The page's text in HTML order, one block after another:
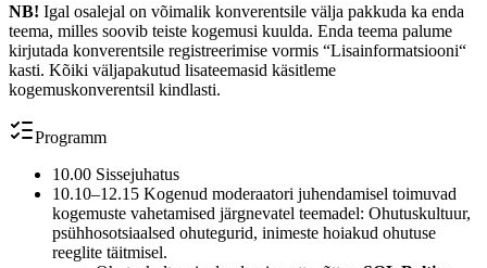
NB! Igal osalejal on võimalik konverentsile välja pakkuda ka enda
teema, milles soovib teiste kogemusi kuulda. Enda teema palume
kirjutada konverentsile registreerimise vormis “Lisainformatsiooni“
kasti. Kõiki väljapakutud lisateemasid käsitleme
kogemuskonverentsil kindlasti.
Programm
10.00 Sissejuhatus
10.10–12.15 Kogenud moderaatori juhendamisel toimuvad
kogemuste vahetamised järgnevatel teemadel: Ohutuskultuur,
psühhosotsiaalsed ohutegurid, inimeste hoiakud ohutuse
reeglite täitmisel.